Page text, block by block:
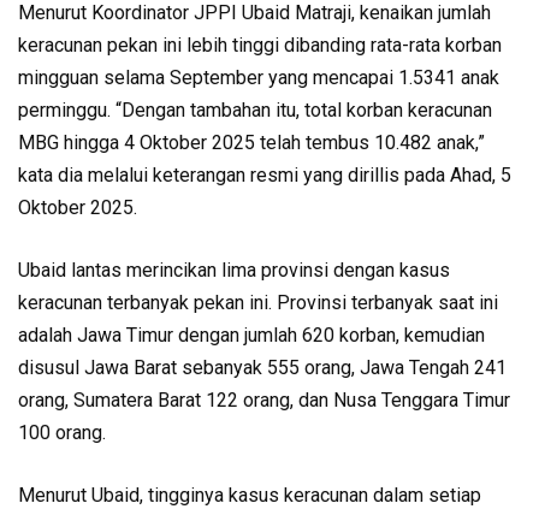
Menurut Koordinator JPPI Ubaid Matraji, kenaikan jumlah
keracunan pekan ini lebih tinggi dibanding rata-rata korban
mingguan selama September yang mencapai 1.5341 anak
perminggu. “Dengan tambahan itu, total korban keracunan
MBG hingga 4 Oktober 2025 telah tembus 10.482 anak,”
kata dia melalui keterangan resmi yang dirillis pada Ahad, 5
Oktober 2025.
Ubaid lantas merincikan lima provinsi dengan kasus
keracunan terbanyak pekan ini. Provinsi terbanyak saat ini
adalah Jawa Timur dengan jumlah 620 korban, kemudian
disusul Jawa Barat sebanyak 555 orang, Jawa Tengah 241
orang, Sumatera Barat 122 orang, dan Nusa Tenggara Timur
100 orang.
Menurut Ubaid, tingginya kasus keracunan dalam setiap